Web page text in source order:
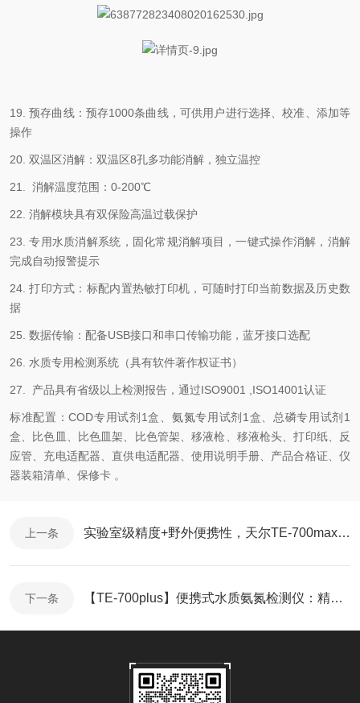
19. 预存曲线：预存1000条曲线，可供用户进行选择、校准、添加等
操作
20. 双温区消解：双温区8孔多功能消解，独立温控
21. 消解温度范围：0-200℃
22. 消解模块具有双保险高温过载保护
23. 专用水质消解系统，固化常规消解项目，一键式操作消解，消解
完成自动报警提示
24. 打印方式：标配内置热敏打印机，可随时打印当前数据及历史数
据
25. 数据传输：配备USB接口和串口传输功能，蓝牙接口选配
26. 水质专用检测系统（具有软件著作权证书）
27. 产品具有省级以上检测报告，通过ISO9001 ,ISO14001认证
标准配置：COD专用试剂1盒、氨氮专用试剂1盒、总磷专用试剂1
盒、比色皿、比色皿架、比色管架、移液枪、移液枪头、打印纸、反
应管、充电适配器、直供电适配器、使用说明手册、产品合格证、仪
器装箱清单、保修卡 。
上一条 实验室级精度+野外便携性，天尔TE-700max，污水/净水/工业水全适配！
下一条 【TE-700plus】便携式水质氨氮检测仪：精准测量，守护水质安全新标准